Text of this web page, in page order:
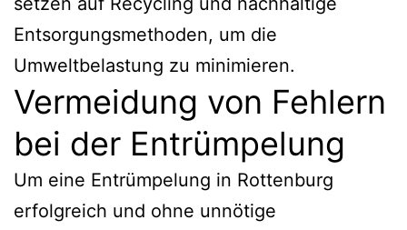
Entsorgungsmethoden, um die
Umweltbelastung zu minimieren.
Vermeidung von Fehlern
bei der Entrümpelung
Um eine Entrümpelung in Rottenburg
erfolgreich und ohne unnötige